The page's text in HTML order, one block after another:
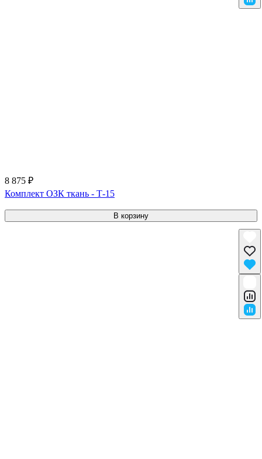
8 875 ₽
Комплект ОЗК ткань - Т-15
В корзину